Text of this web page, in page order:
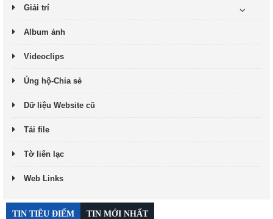
Giải trí
Album ảnh
Videoclips
Ủng hộ-Chia sẻ
Dữ liệu Website cũ
Tải file
Tờ liên lạc
Web Links
TIN TIÊU ĐIỂM TIN MỚI NHẤT